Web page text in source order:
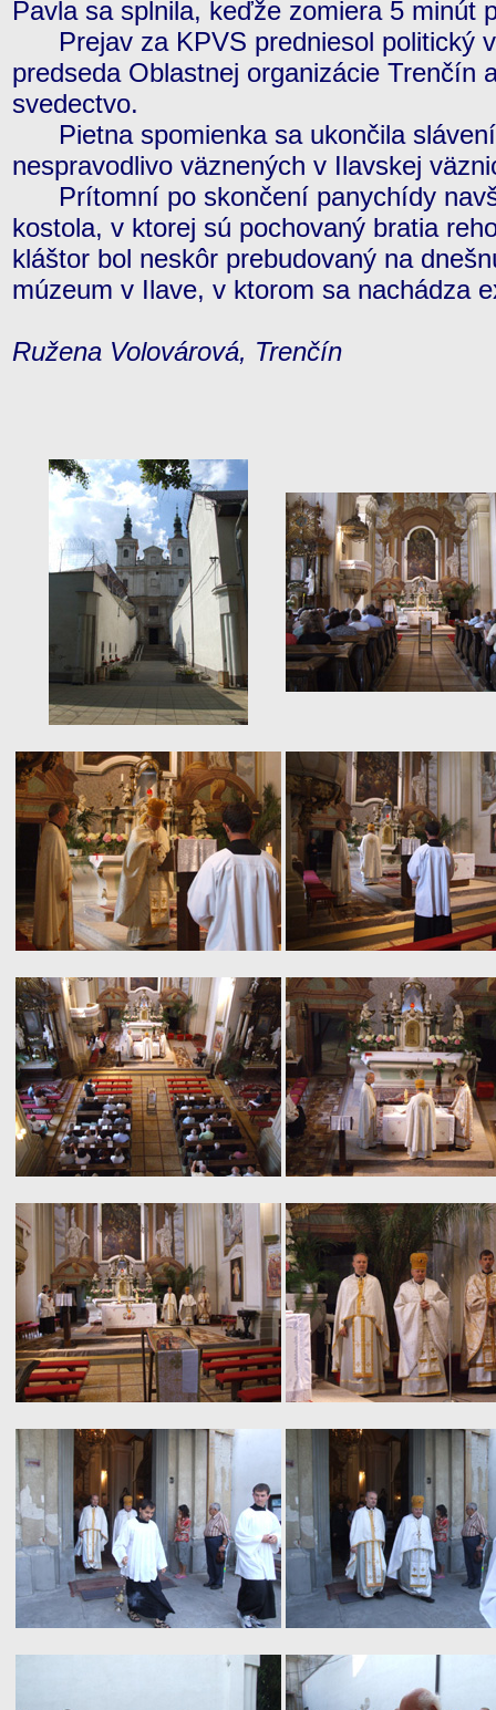
Pavla sa splnila, keďže zomiera 5 minút
Prejav za KPVS predniesol politický
predseda Oblastnej organizácie Trenčín
svedectvo.
Pietna spomienka sa ukončila
nespravodlivo väznených v Ilavskej
Prítomní po skončení panychídy
kostola, v ktorej sú pochovaný bratia
kláštor bol neskôr prebudovaný na
múzeum v Ilave, v ktorom sa nachádza
Ružena Volovárová, Trenčín